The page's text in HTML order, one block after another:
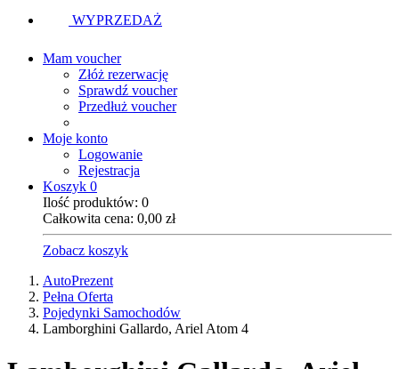
WYPRZEDAŻ
Mam voucher
Złóż rezerwację
Sprawdź voucher
Przedłuż voucher
Moje konto
Logowanie
Rejestracja
Koszyk 0
Ilość produktów: 0
Całkowita cena: 0,00 zł
Zobacz koszyk
AutoPrezent
Pełna Oferta
Pojedynki Samochodów
Lamborghini Gallardo, Ariel Atom 4